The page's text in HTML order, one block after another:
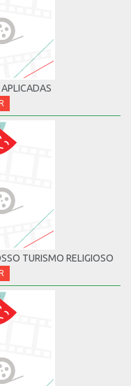
TURISMO RELIGIOSO